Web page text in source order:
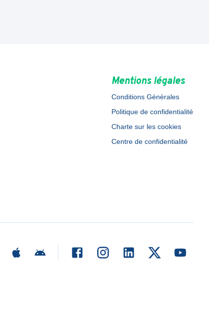
Mentions légales
Conditions Générales
Politique de confidentialité
Charte sur les cookies
Centre de confidentialité